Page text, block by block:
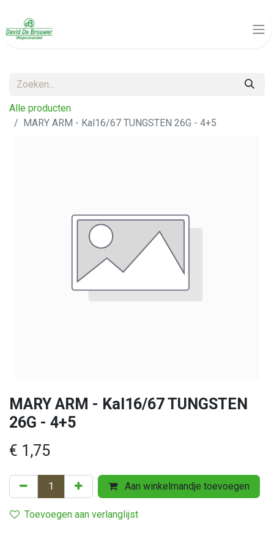
Alle producten
MARY ARM - Kal16/67 TUNGSTEN 26G - 4+5
MARY ARM - Kal16/67 TUNGSTEN
26G - 4+5
€ 1,75
Aan winkelmandje toevoegen
Toevoegen aan verlanglijst